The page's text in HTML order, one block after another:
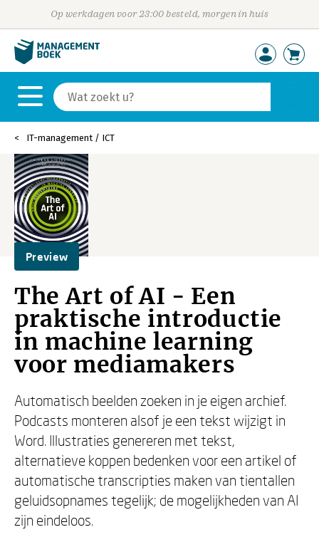
Op werkdagen voor 23:00 besteld, morgen in huis
IT-management / ICT
Preview
The Art of AI - Een
praktische introductie
in machine learning
voor mediamakers
Automatisch beelden zoeken in je eigen archief.
Podcasts monteren alsof je een tekst wijzigt in
Word. Illustraties genereren met tekst,
alternatieve koppen bedenken voor een artikel of
automatische transcripties maken van tientallen
geluidsopnames tegelijk; de mogelijkheden van AI
zijn eindeloos.